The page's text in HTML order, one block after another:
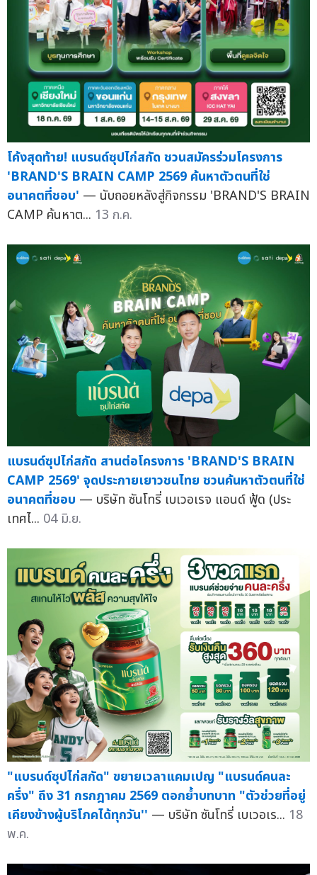
โค้งสุดท้าย! แบรนด์ซุปไก่สกัด ชวนสมัครร่วมโครงการ
'BRAND'S BRAIN CAMP 2569 ค้นหาตัวตนที่ใช่
อนาคตที่ชอบ' — นับถอยหลังสู่กิจกรรม 'BRAND'S BRAIN
CAMP ค้นหาต... 13 ก.ค.
แบรนด์ซุปไก่สกัด สานต่อโครงการ 'BRAND'S BRAIN
CAMP 2569' จุดประกายเยาวชนไทย ชวนค้นหาตัวตนที่ใช่
อนาคตที่ชอบ — บริษัท ซันโทรี่ เบเวอเรจ แอนด์ ฟู้ด (ประ
เทศไ... 04 มิ.ย.
"แบรนด์ซุปไก่สกัด" ขยายเวลาแคมเปญ "แบรนด์คนละ
ครึ่ง" ถึง 31 กรกฎาคม 2569 ตอกย้ำบทบาท "ตัวช่วยที่อยู่
เคียงข้างผู้บริโภคได้ทุกวัน'' — บริษัท ซันโทรี่ เบเวอเร... 18
พ.ค.